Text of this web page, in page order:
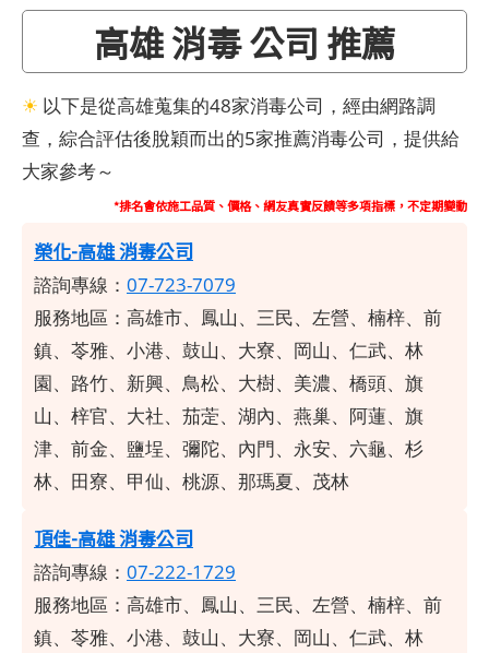
高雄 消毒 公司 推薦
☀ 以下是從高雄蒐集的48家消毒公司，經由網路調
查，綜合評估後脫穎而出的5家推薦消毒公司，提供給
大家參考～
*排名會依施工品質、價格、網友真實反饋等多項指標，不定期變動
榮化-高雄 消毒公司
諮詢專線： 07-723-7079
服務地區：高雄市、鳳山、三民、左營、楠梓、前
鎮、苓雅、小港、鼓山、大寮、岡山、仁武、林
園、路竹、新興、鳥松、大樹、美濃、橋頭、旗
山、梓官、大社、茄萣、湖內、燕巢、阿蓮、旗
津、前金、鹽埕、彌陀、內門、永安、六龜、杉
林、田寮、甲仙、桃源、那瑪夏、茂林
頂佳-高雄 消毒公司
諮詢專線： 07-222-1729
服務地區：高雄市、鳳山、三民、左營、楠梓、前
鎮、苓雅、小港、鼓山、大寮、岡山、仁武、林